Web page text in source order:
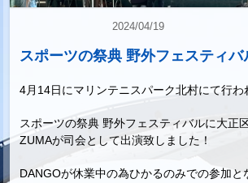
2024/04/19
スポーツの祭典 野外フェスティバ
4月14日にマリンテニスパーク北村にて行わ
スポーツの祭典 野外フェスティバルに大正
ZUMAが司会として出演致しました！
DANGOが休業中の為ひかるのみでの参加と